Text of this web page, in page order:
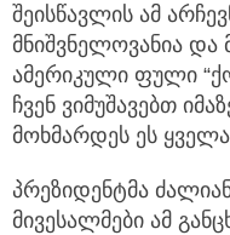
შეისწავლის ამ
მნიშვნელოვანია
ამერიკული ფული
ჩვენ ვიმუშავებთ
მოხმარდეს ეს
პრეზიდენტმა
მივესალმები ამ